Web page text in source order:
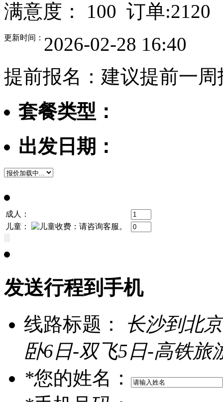
满意度： 100 订单:2120
更新时间： 2026-02-28 16:40
提前报名：建议提前一周
套餐类型：
出发日期：
成人：
儿童：
发送行程到手机
线路标题：
长沙到北
卧6日-双飞5日-高铁旅
*您的姓名：